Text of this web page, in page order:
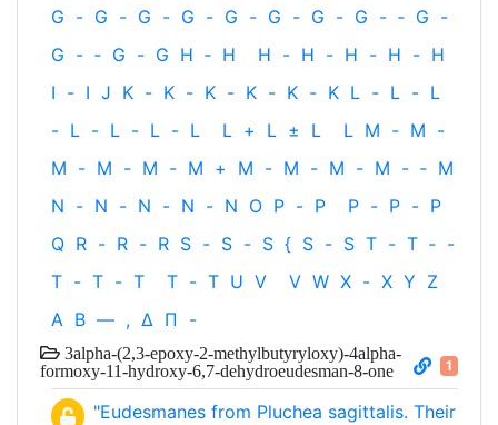
G - G - G - G - G - G - G - G - ‐ G -
G - ‐ G - G H ‐ H H - H - H - H - H
I - I J K - K - K - K - K - K L - L - L
- L - L - L - L L + L ± L L M - M -
M - M - M - M + M - M - M - M - ‐ M
N - N - N - N - N O P - P P - P - P
Q R - R - R S - S - S { S - S T - T ‐ -
T - T - T T - T U V V W X - X Y Z
Α Β — , Δ Π -
3alpha-(2,3-epoxy-2-methylbutyryloxy)-4alpha-
formoxy-11-hydroxy-6,7-dehydroeudesman-8-one
1
"Eudesmanes from Pluchea sagittalis. Their